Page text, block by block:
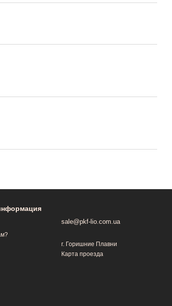
sale@pkf-lio.com.ua
г. Горишние Плавни
Карта проезда